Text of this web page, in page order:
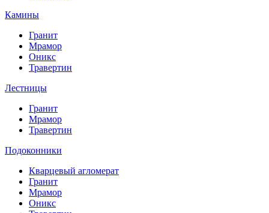
Камины
Гранит
Мрамор
Оникс
Травертин
Лестницы
Гранит
Мрамор
Травертин
Подоконники
Кварцевый агломерат
Гранит
Мрамор
Оникс